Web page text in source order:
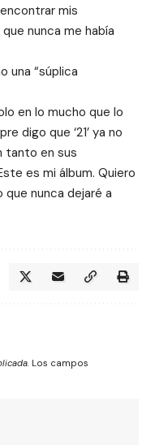
mis
nunca me había
una “súplica
en lo mucho que lo
digo que ‘21’ ya no
tanto en sus
es mi álbum. Quiero
nunca dejaré a
Los campos